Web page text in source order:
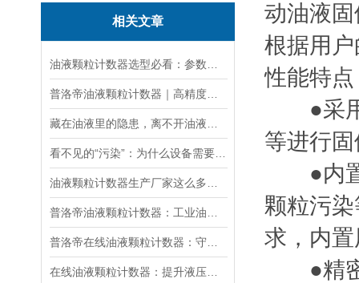
相关文章
动油液
根据用
性能特点
●采用
等进行
●内置
颗粒污
求，内
●精密